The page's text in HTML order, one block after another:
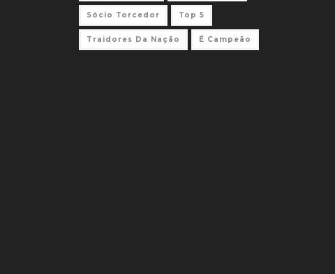
Sócio Torcedor Top 5
Traidores Da Nação É Campeão